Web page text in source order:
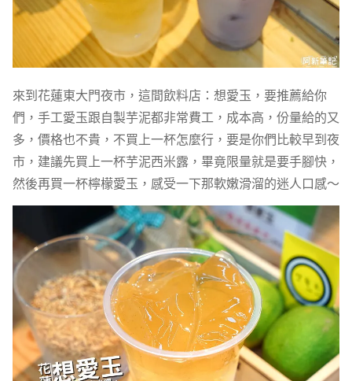
來到花蓮東大門夜市，這間飲料店：想愛玉，要推薦給你
們，手工愛玉跟自製芋泥都非常費工，成本高，份量給的又
多，價格也不貴，不買上一杯怎麼行，要是你們比較早到夜
市，建議先買上一杯芋泥西米露，畢竟限量就是要手腳快，
然後再買一杯檸檬愛玉，感受一下那軟嫩滑溜的迷人口感～